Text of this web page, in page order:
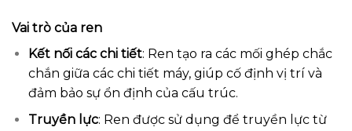
Vai trò của ren
Kết nối các chi tiết: Ren tạo ra các mối ghép chắc
chắn giữa các chi tiết máy, giúp cố định vị trí và
đảm bảo sự ổn định của cấu trúc.
Truyền lực: Ren được sử dụng để truyền lực từ